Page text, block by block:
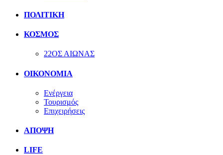
ΠΟΛΙΤΙΚΗ
ΚΟΣΜΟΣ
22ΟΣ ΑΙΩΝΑΣ
ΟΙΚΟΝΟΜΙΑ
Ενέργεια
Τουρισμός
Επιχειρήσεις
ΑΠΟΨΗ
LIFE